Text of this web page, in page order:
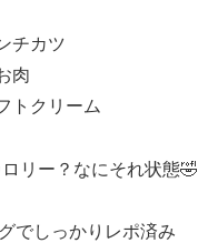
チカツ
肉
トクリーム
リー？なにそれ状態🤣
でしっかりレポ済み